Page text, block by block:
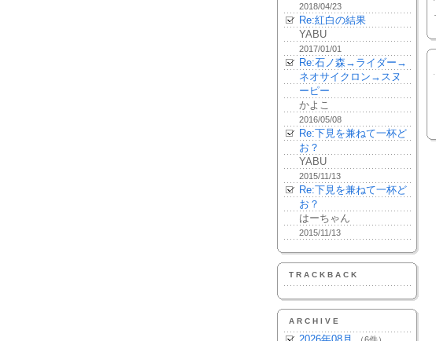
2018/04/23
Re:紅白の結果
YABU
2017/01/01
Re:石ノ森→ライダー→
ネオサイクロン→スヌ
ーピー
かよこ
2016/05/08
Re:下見を兼ねて一杯ど
お？
YABU
2015/11/13
Re:下見を兼ねて一杯ど
お？
はーちゃん
2015/11/13
TRACKBACK
ARCHIVE